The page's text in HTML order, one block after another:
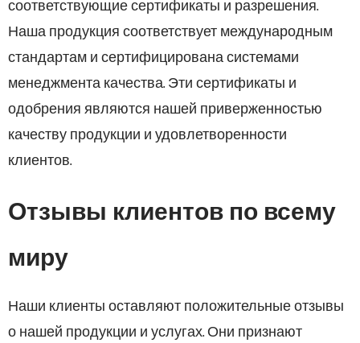
Наша продукция соответствует международным
стандартам и сертифицирована системами
менеджмента качества. Эти сертификаты и
одобрения являются нашей приверженностью
качеству продукции и удовлетворенности
клиентов.
Отзывы клиентов по всему
миру
Наши клиенты оставляют положительные отзывы
о нашей продукции и услугах. Они признают